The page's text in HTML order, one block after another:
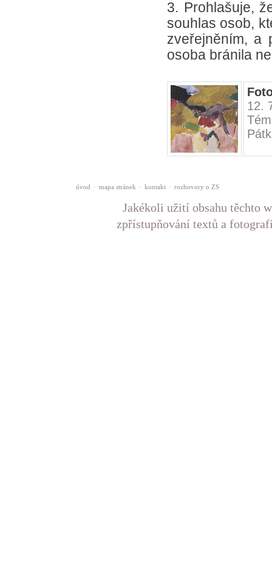
3. Prohlašuje,
souhlas osob,
zveřejněním, a
osoba bránila
12.
úvod · mapa stránek · kontakt · rozhovory o ZS
Jakékoli užití obsahu těchto
zpřístupňování textů a